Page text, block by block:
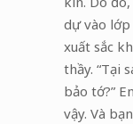
dự vào
xuất sắc
thầy. “Tại
bảo tớ?”
vậy. Và